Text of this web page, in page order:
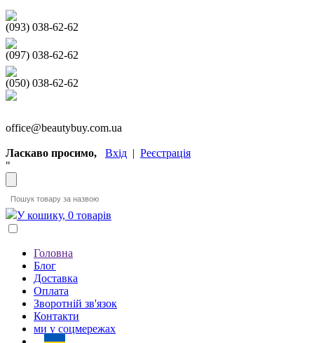
(093) 038-62-62
(097) 038-62-62
(050) 038-62-62
office@beautybuy.com.ua
Ласкаво просимо, Вхід | Реєстрація
"
У кошику, 0 товарів
Головна
Блог
Доставка
Оплата
Зворотній зв'язок
Контакти
ми у соцмережах